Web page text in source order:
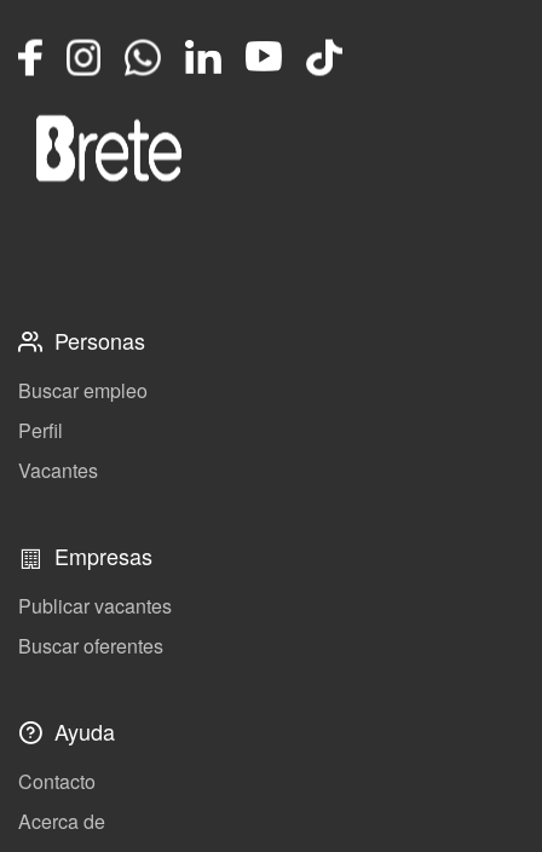
FacebookInstagramWhatsappLinkedInYouTube
TikTok
Personas
Buscar empleo
Perfil
Vacantes
Empresas
Publicar vacantes
Buscar oferentes
Ayuda
Contacto
Acerca de